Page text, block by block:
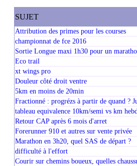
SUJET
Attribution des primes pour les courses
championnat de fce 2016
Sortie Longue maxi 1h30 pour un
Eco trail
xt wings pro
Douleur côté droit ventre
5km en moins de 20min
Fractionné : progrézs à partir de quand ?
tableau equivalence 10km/semi vs km
Retour CAP après 6 mois d'arret
Forerunner 910 et autres sur vente privée
Marathon en 3h20, quel SAS de départ ?
difficulté à l'effort
Courir sur chemins boueux, quelles